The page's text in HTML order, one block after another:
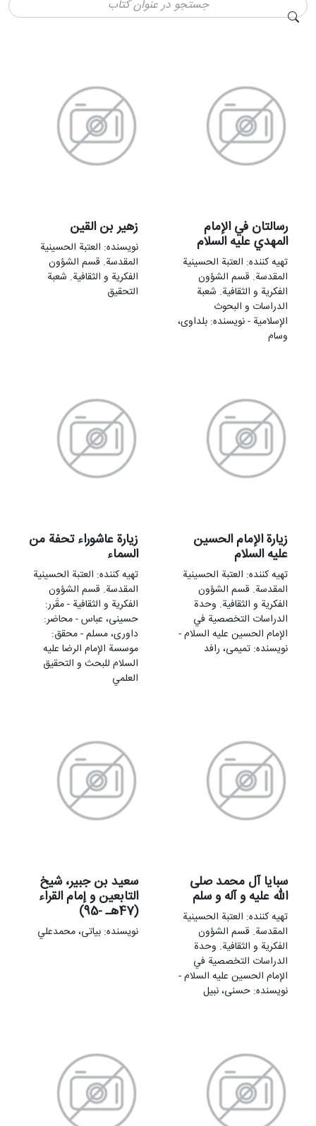
رسالتان في الإمام
المهدي عليه السلام
تهيه کننده: العتبة الحسینیة
المقدسة. قسم الشؤون
الفکریة و الثقافیة. شعبة
الدراسات و البحوث
الإسلامیة - نویسنده: بلداوی،
وسام
زهير بن القين
نویسنده: العتبة الحسینیة
المقدسة. قسم الشؤون
الفکریة و الثقافیة. شعبة
التحقیق
زيارة الإمام الحسين
علیه السلام
تهيه کننده: العتبة الحسینیة
المقدسة. قسم الشؤون
الفکریة و الثقافیة. وحدة
الدراسات التخصصیة في
الإمام الحسین علیه السلام -
نویسنده: تمیمی، رافد
زيارة عاشوراء تحفة من
السماء
تهيه کننده: العتبة الحسینیة
المقدسة. قسم الشؤون
الفکریة و الثقافیة - مقَرر:
حسینی، عباس - محاضر:
داوری، مسلم - محقق:
موسسة الإمام الرضا علیه
السلام للبحث و التحقیق
العلمي
سبايا آل محمد صلى
الله عليه و آله و سلم
تهيه کننده: العتبة الحسینیة
المقدسة. قسم الشؤون
الفکریة و الثقافیة. وحدة
الدراسات التخصصیة في
الإمام الحسین علیه السلام -
نویسنده: حسنی، نبیل
سعيد بن جبير، شیخ
التابعین و إمام القراء
(47هـ -95)
نویسنده: بیاتی، محمدعلي